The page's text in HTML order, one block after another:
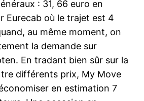
: 31, 66 euro en
Eurecab où le trajet est 4
au même moment, on
la demande sur
En tradant bien sûr sur la
différents prix, My Move
en estimation 7